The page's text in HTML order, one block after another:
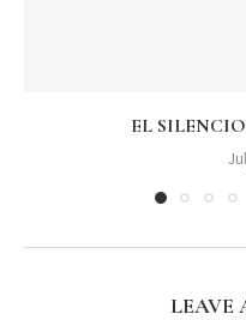
EL
LEAVE